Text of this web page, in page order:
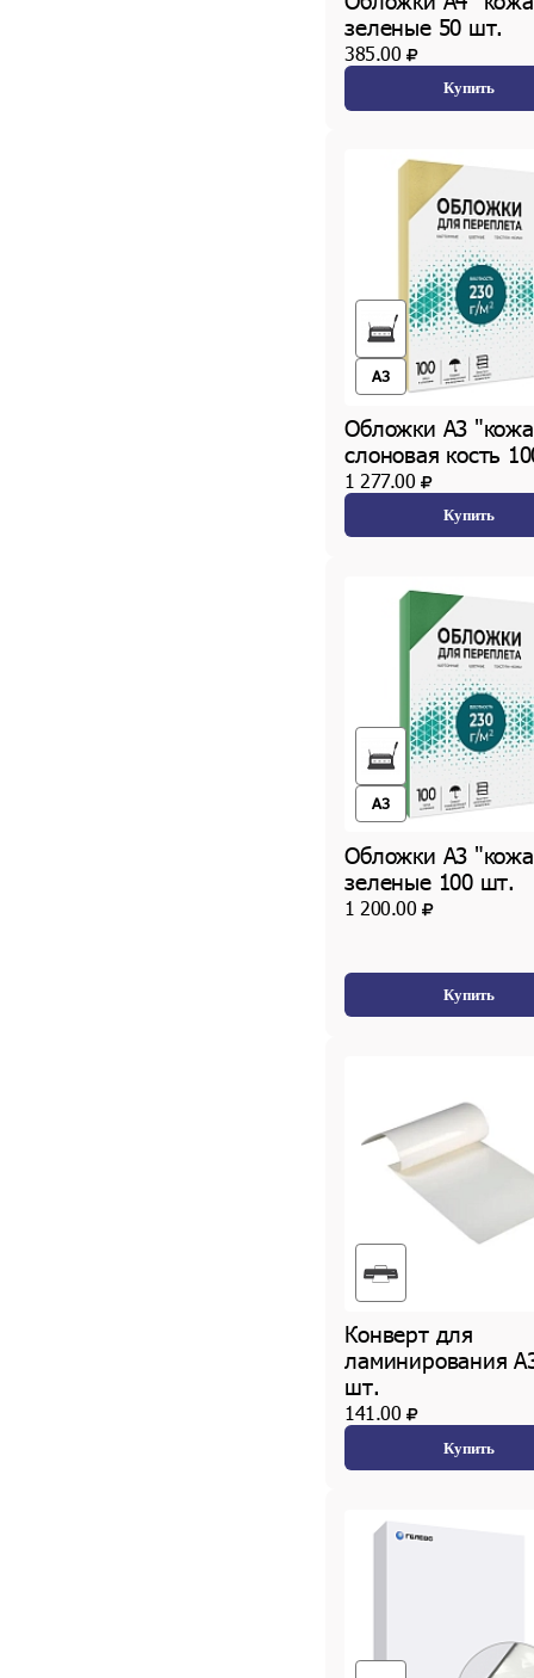
зеленые 50 шт.
385.00
Купить
A3
Обложки А3
слоновая кость
1 277.00
Купить
A3
Обложки А3
зеленые 100 шт.
1 200.00
Купить
Конверт для
ламинирования
шт.
141.00
Купить